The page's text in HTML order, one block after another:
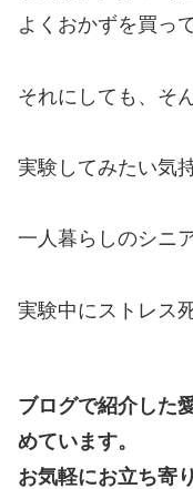
よくおかずを買っ
それにしても、そ
実験してみたい気
一人暮らしのシニ
実験中にストレス
ブログで紹介した
めています。
お気軽にお立ち寄